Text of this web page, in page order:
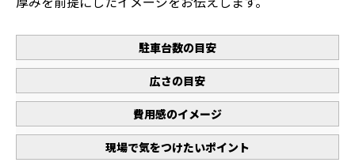
駐車台数の目安
広さの目安
費用感のイメージ
現場で気をつけたいポイント